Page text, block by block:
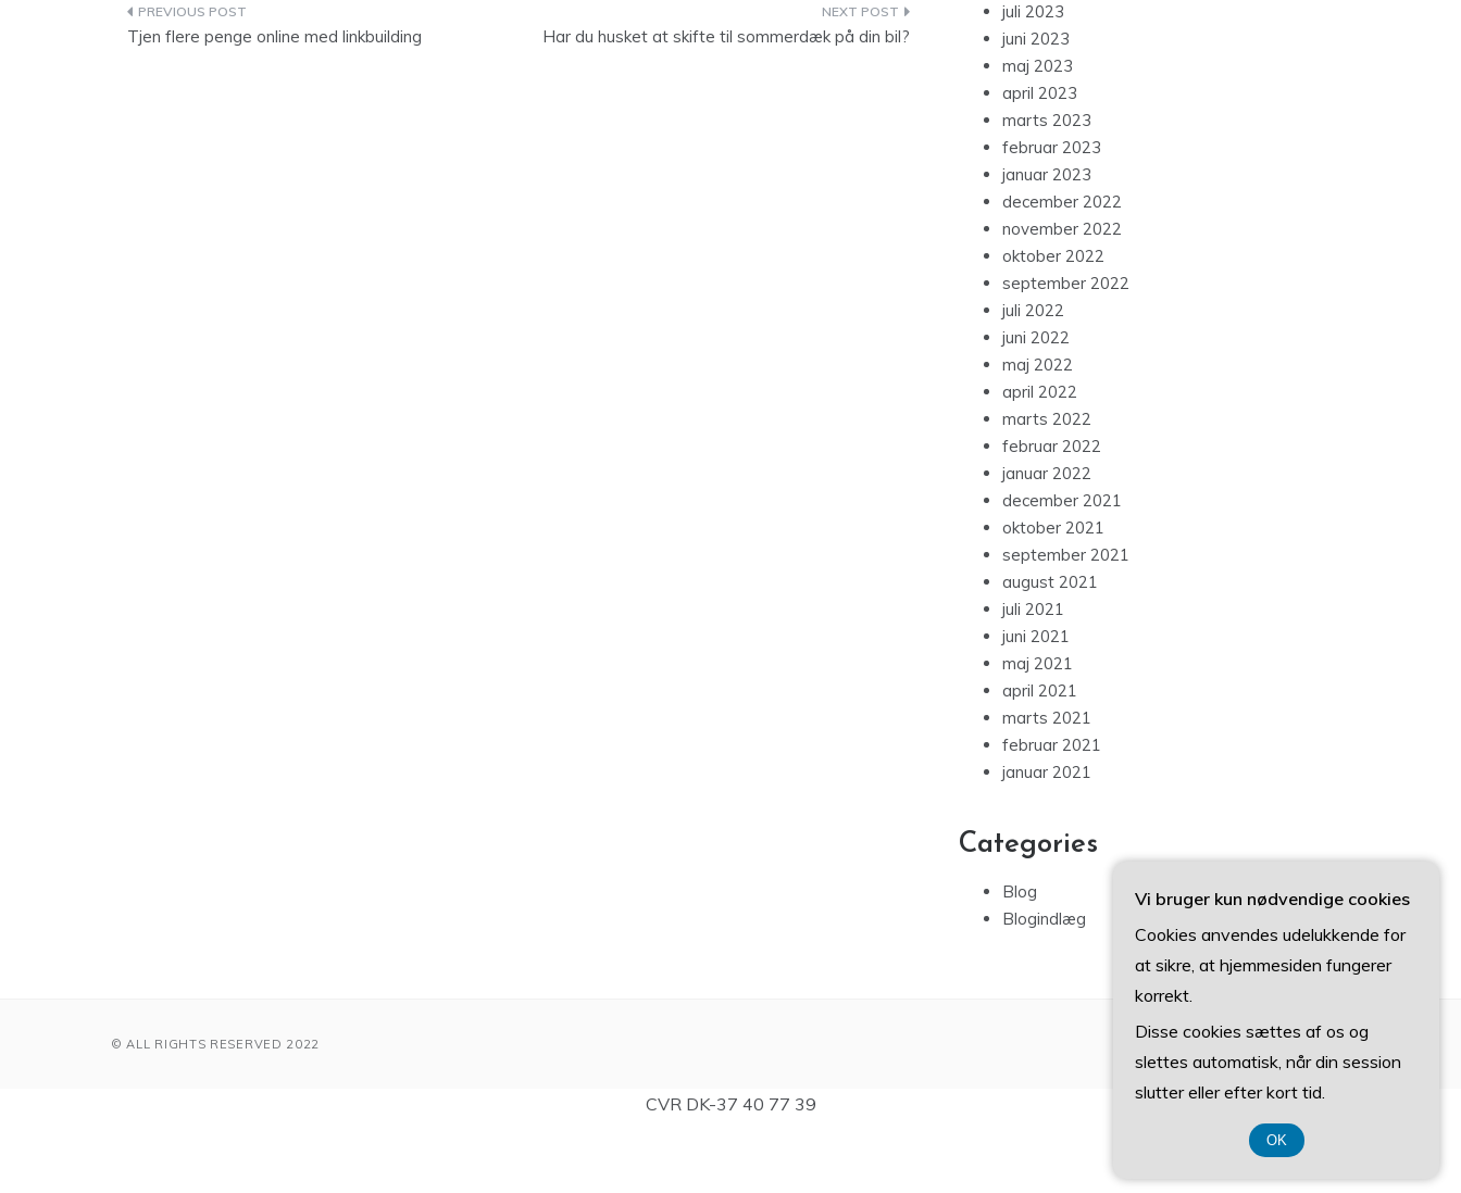
Indlægsnavigation
Tjen flere penge online med linkbuilding Har du husket at skifte til sommerdæk på din bil?
juli 2023
juni 2023
maj 2023
april 2023
marts 2023
februar 2023
januar 2023
december 2022
november 2022
oktober 2022
september 2022
juli 2022
juni 2022
maj 2022
april 2022
marts 2022
februar 2022
januar 2022
december 2021
oktober 2021
september 2021
august 2021
juli 2021
juni 2021
maj 2021
april 2021
marts 2021
februar 2021
januar 2021
Categories
Blog
Blogindlæg
© ALL RIGHTS RESERVED 2022
CVR DK-37 40 77 39
Vi bruger kun nødvendige cookies
Cookies anvendes udelukkende for
at sikre, at hjemmesiden fungerer
korrekt.
Disse cookies sættes af os og
slettes automatisk, når din session
slutter eller efter kort tid.
OK